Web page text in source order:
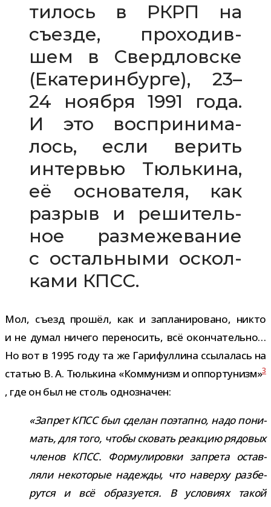
ти­лось в РКРП на
съезде, про­хо­див­
шем в Свердловске
(Екатеринбурге), 23–
24 ноября 1991 года.
И это вос­при­ни­ма­
лось, если верить
интер­вью Тюлькина,
её осно­ва­теля, как
раз­рыв и реши­тель­
ное раз­ме­же­ва­ние
с осталь­ными оскол­
ками КПСС.
Мол, съезд про­шёл, как и запла­ни­ро­вано, никто
и не думал ничего пере­но­сить, всё окон­ча­тельно…
Но вот в 1995 году та же Гарифуллина ссы­ла­лась на
ста­тью В. А. Тюлькина «Коммунизм и оппор­ту­низм»3
, где он был не столь однозначен:
«Запрет КПСС был сде­лан поэтапно, надо пони­
мать, для того, чтобы ско­вать реак­цию рядо­вых
чле­нов КПСС. Формулировки запрета остав­
ляли неко­то­рые надежды, что наверху раз­бе­
рутся и всё обра­зу­ется. В усло­виях такой